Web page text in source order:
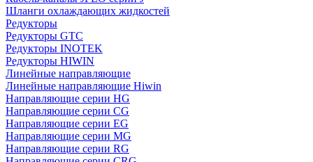
Шланги охлаждающих жидкостей
Редукторы
Редукторы GTC
Редукторы INOTEK
Редукторы HIWIN
Линейные направляющие
Линейные направляющие Hiwin
Направляющие серии HG
Направляющие серии CG
Направляющие серии EG
Направляющие серии MG
Направляющие серии RG